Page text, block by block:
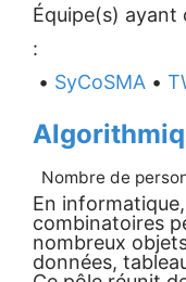
Équipe(s) ayant
:
• SyCoSMA •
Nombre de
En
combinatoires
nombreux
données,